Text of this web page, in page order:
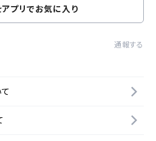
プリでお気に入り
通報する